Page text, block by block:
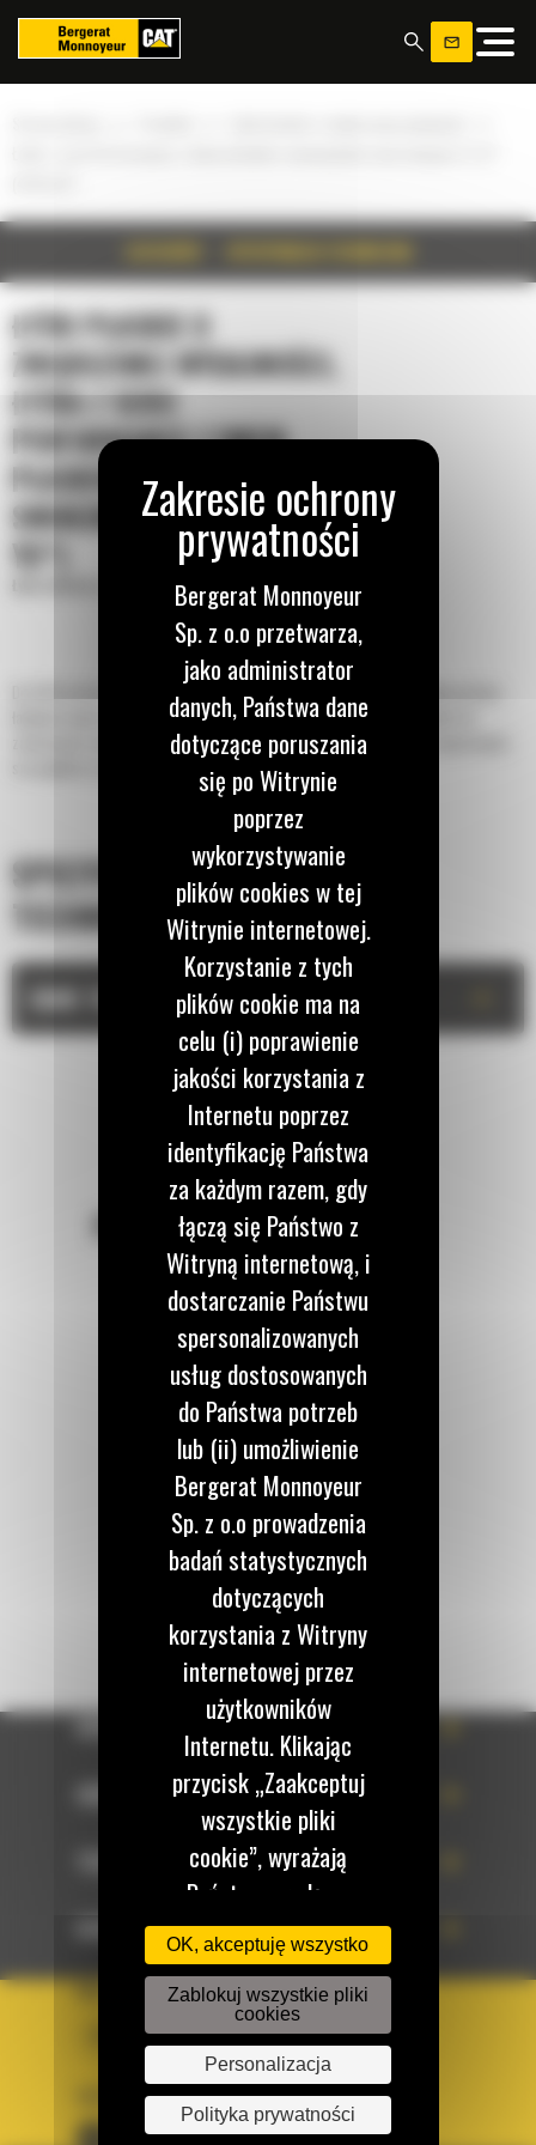
ŁYŻKI PŁASKIE O
ZWIĘKSZONEJ WYDAJNOŚCI,
ŁYŻKA Z SERII
PERFORMANCE Z DNEM
PŁASKIM I MOCOWANIEM
SWORZNIOWYM 3,1 M³ (4,00
YD³)
Łyżki płaskie o zwiększonej wydajności
Do 50% krótszy czas kopania oraz możliwość zachowania do 15% większej ilości
ładunku dzięki łyżce z serii Performance z dnem płaskim. Najlepszy wybór do
zastosowań związanych z układaniem stosów i załadunkiem pojazdów ciężarowych,
szczególnie w przypadku pracy na miękkim podłożu.
SPECYFIKACJA
TECHNICZNA
DANE TECHNICZNE
POZOSTAŃMY W KONTAKCIE
Zadzwoń do nas
122 100 122
Napisz do nas
WYŚLIJ WIADOMOŚĆ
OFERTA
TECHNOLOGIE
DOWIEDZ SIĘ WIĘCEJ
KRAJ
BM POLSKA
OBSERWUJ NAS
Panel zarządzania plikami cookies
Bergerat Monnoyeur
Sp. z o.o przetwarza,
jako administrator
danych, Państwa dane
dotyczące poruszania
się po Witrynie
poprzez
wykorzystywanie
plików cookies w tej
Witrynie internetowej.
Korzystanie z tych
plików cookie ma na
celu (i) poprawienie
jakości korzystania z
Internetu poprzez
identyfikację Państwa
za każdym razem, gdy
łączą się Państwo z
Witryną internetową, i
dostarczanie Państwu
spersonalizowanych
usług dostosowanych
do Państwa potrzeb
lub (ii) umożliwienie
Bergerat Monnoyeur
Sp. z o.o prowadzenia
badań statystycznych
dotyczących
korzystania z Witryny
internetowej przez
użytkowników
Internetu. Klikając
przycisk „Zaakceptuj
wszystkie pliki
cookie”, wyrażają
Państwo zgodę na
korzystanie z tych
plików cookie. W
każdej chwili mogą
Państwo zmienić
preferencje w naszej
Witrynie internetowej.
OK, akceptuję wszystko
Zablokuj wszystkie pliki
cookies
Personalizacja
Polityka prywatności